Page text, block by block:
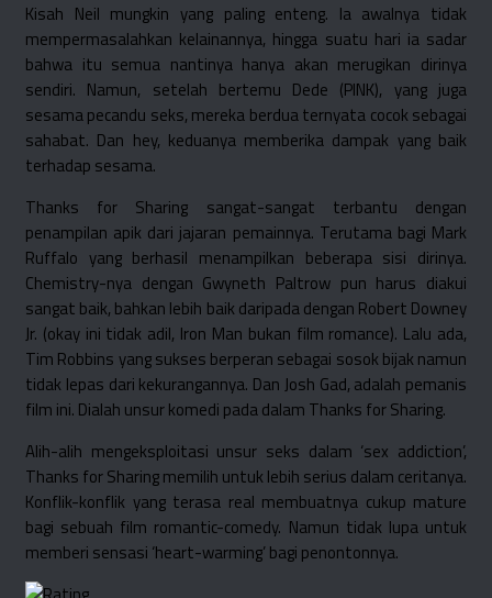
Kisah Neil mungkin yang paling enteng. Ia awalnya tidak
mempermasalahkan kelainannya, hingga suatu hari ia sadar
bahwa itu semua nantinya hanya akan merugikan dirinya
sendiri. Namun, setelah bertemu Dede (PINK), yang juga
sesama pecandu seks, mereka berdua ternyata cocok sebagai
sahabat. Dan hey, keduanya memberika dampak yang baik
terhadap sesama.
Thanks for Sharing sangat-sangat terbantu dengan
penampilan apik dari jajaran pemainnya. Terutama bagi Mark
Ruffalo yang berhasil menampilkan beberapa sisi dirinya.
Chemistry-nya dengan Gwyneth Paltrow pun harus diakui
sangat baik, bahkan lebih baik daripada dengan Robert Downey
Jr. (okay ini tidak adil, Iron Man bukan film romance). Lalu ada,
Tim Robbins yang sukses berperan sebagai sosok bijak namun
tidak lepas dari kekurangannya. Dan Josh Gad, adalah pemanis
film ini. Dialah unsur komedi pada dalam Thanks for Sharing.
Alih-alih mengeksploitasi unsur seks dalam ‘sex addiction’,
Thanks for Sharing memilih untuk lebih serius dalam ceritanya.
Konflik-konflik yang terasa real membuatnya cukup mature
bagi sebuah film romantic-comedy. Namun tidak lupa untuk
memberi sensasi ‘heart-warming’ bagi penontonnya.